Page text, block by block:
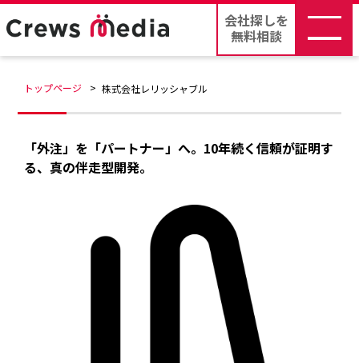
会社探しを
無料相談
トップページ 株式会社レリッシャブル
「外注」を「パートナー」へ。10年続く信頼が証明す
る、真の伴走型開発。